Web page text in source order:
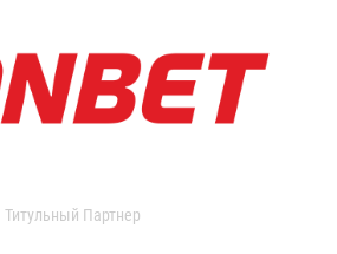
Титульный Партнер